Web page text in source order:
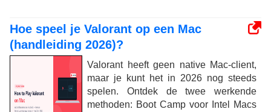
Hoe speel je Valorant op een Mac
(handleiding 2026)?
Valorant heeft geen native Mac-client,
maar je kunt het in 2026 nog steeds
spelen. Ontdek de twee werkende
methoden: Boot Camp voor Intel Macs